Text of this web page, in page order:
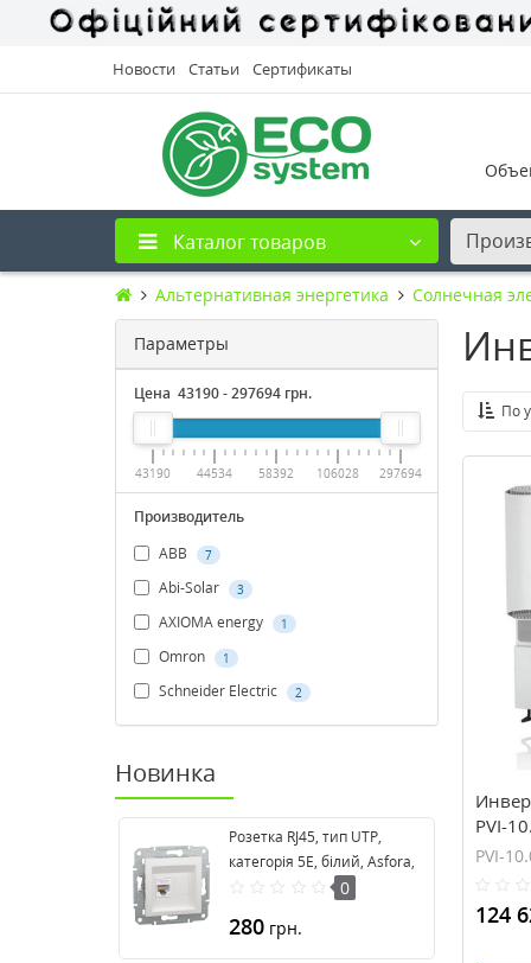
Новости Статьи Сертификаты
Каталог товаров
Альтернативная энергетика Солнечная
Параметры
Цена 43190-297694 грн.
43190 44534 58392 106028 297694
Производитель
ABB
7
Abi-Solar 3
AXIOMA energy 1
Omron 1
Schneider Electric 2
Новинка
Розетка RJ45, тип UTP,
категорія 5E, білий, Asfora,
без рамки EPH4370121
0
280 грн.
По
PVI-
PVI-
124